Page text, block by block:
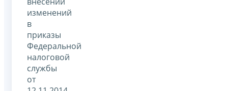
изменений
в
приказы
Федеральной
налоговой
службы
от